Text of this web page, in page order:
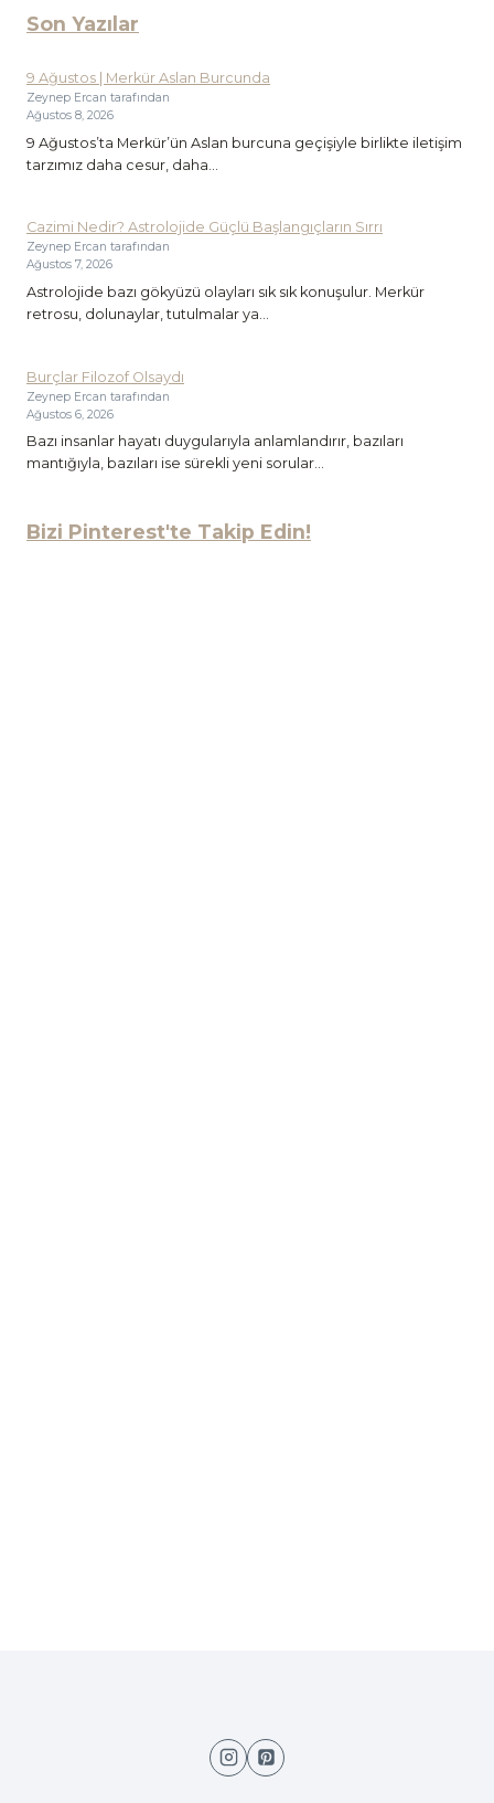
Son Yazılar
9 Ağustos | Merkür Aslan Burcunda
Zeynep Ercan tarafından
Ağustos 8, 2026
9 Ağustos’ta Merkür’ün Aslan burcuna geçişiyle birlikte iletişim
tarzımız daha cesur, daha...
Cazimi Nedir? Astrolojide Güçlü Başlangıçların Sırrı
Zeynep Ercan tarafından
Ağustos 7, 2026
Astrolojide bazı gökyüzü olayları sık sık konuşulur. Merkür
retrosu, dolunaylar, tutulmalar ya...
Burçlar Filozof Olsaydı
Zeynep Ercan tarafından
Ağustos 6, 2026
Bazı insanlar hayatı duygularıyla anlamlandırır, bazıları
mantığıyla, bazıları ise sürekli yeni sorular...
Bizi Pinterest'te Takip Edin!